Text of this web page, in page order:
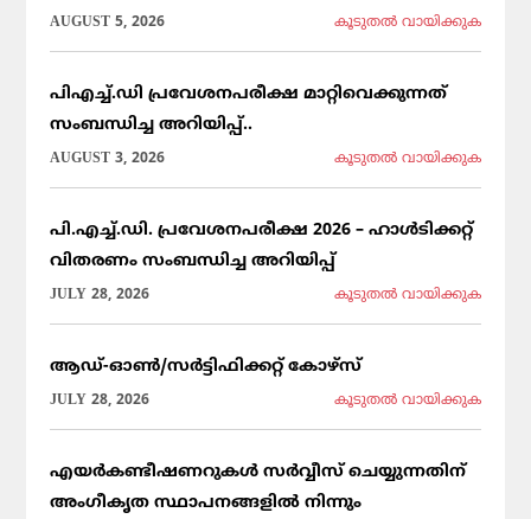
AUGUST 5, 2026 കൂടുതല്‍ വായിക്കുക
പിഎച്ച്.ഡി പ്രവേശനപരീക്ഷ മാറ്റിവെക്കുന്നത്
സംബന്ധിച്ച അറിയിപ്പ്..
AUGUST 3, 2026 കൂടുതല്‍ വായിക്കുക
പി.എച്ച്.ഡി. പ്രവേശനപരീക്ഷ 2026 – ഹാൾടിക്കറ്റ്
വിതരണം സംബന്ധിച്ച അറിയിപ്പ്
JULY 28, 2026 കൂടുതല്‍ വായിക്കുക
ആഡ്-ഓൺ/സർട്ടിഫിക്കറ്റ് കോഴ്സ്
JULY 28, 2026 കൂടുതല്‍ വായിക്കുക
എയർകണ്ടീഷണറുകൾ സർവ്വീസ് ചെയ്യുന്നതിന്
അംഗീകൃത സ്ഥാപനങ്ങളിൽ നിന്നും